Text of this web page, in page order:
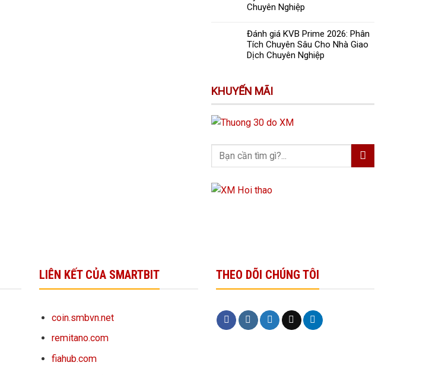
Chuyên Nghiệp
Đánh giá KVB Prime 2026: Phân
Tích Chuyên Sâu Cho Nhà Giao
Dịch Chuyên Nghiệp
KHUYẾN MÃI
LIÊN KẾT CỦA SMARTBIT
coin.smbvn.net
remitano.com
fiahub.com
THEO DÕI CHÚNG TÔI